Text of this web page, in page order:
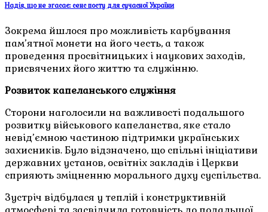
Надія, що не згасає: сенс посту для сучасної України
Зокрема йшлося про можливість карбування
пам’ятної монети на його честь, а також
проведення просвітницьких і наукових заходів,
присвячених його життю та служінню.
Розвиток капеланського служіння
Сторони наголосили на важливості подальшого
розвитку військового капеланства, яке стало
невід’ємною частиною підтримки українських
захисників. Було відзначено, що спільні ініціативи
державних установ, освітніх закладів і Церкви
сприяють зміцненню морального духу суспільства.
Зустріч відбулася у теплій і конструктивній